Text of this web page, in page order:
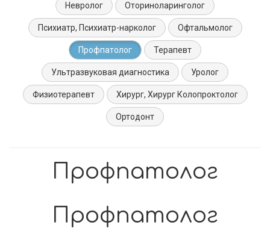
Невролог Оториноларинголог
Психиатр, Психиатр-нарколог Офтальмолог
Профпатолог Терапевт
Ультразвуковая диагностика Уролог
Физиотерапевт Хирург, Хирург Колопроктолог
Ортодонт
Профпатолог
Профпатолог